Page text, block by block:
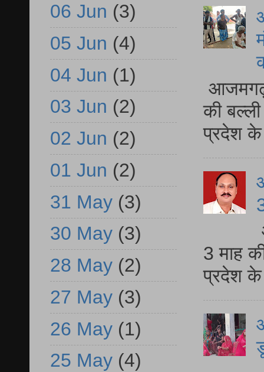
आजमगढ़
की
प्रदेश
3 माह
प्रदेश
06 Jun (3)
05 Jun (4)
04 Jun (1)
03 Jun (2)
02 Jun (2)
01 Jun (2)
31 May (3)
30 May (3)
28 May (2)
27 May (3)
26 May (1)
25 May (4)